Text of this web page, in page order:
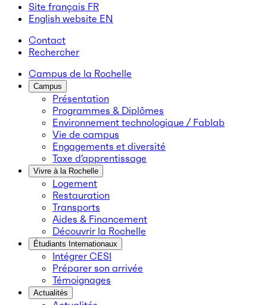
Site français FR
English website EN
Contact
Rechercher
Campus de la Rochelle
Campus
Présentation
Programmes & Diplômes
Environnement technologique / Fablab
Vie de campus
Engagements et diversité
Taxe d’apprentissage
Vivre à la Rochelle
Logement
Restauration
Transports
Aides & Financement
Découvrir la Rochelle
Étudiants Internationaux
Intégrer CESI
Préparer son arrivée
Témoignages
Actualités